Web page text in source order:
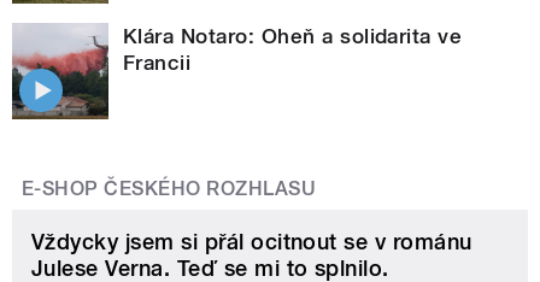
Klára Notaro: Oheň a solidarita ve
Francii
E-SHOP ČESKÉHO ROZHLASU
Vždycky jsem si přál ocitnout se v románu
Julese Verna. Teď se mi to splnilo.